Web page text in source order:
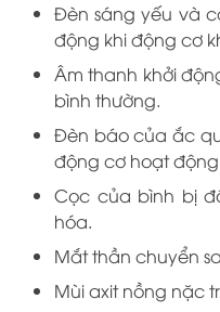
Đèn sáng yếu và
động khi động cơ
Âm thanh khởi
bình thường.
Đèn báo của ắc
động cơ hoạt
Cọc của bình bị
hóa.
Mắt thần chuyển
Mùi axit nồng nặc